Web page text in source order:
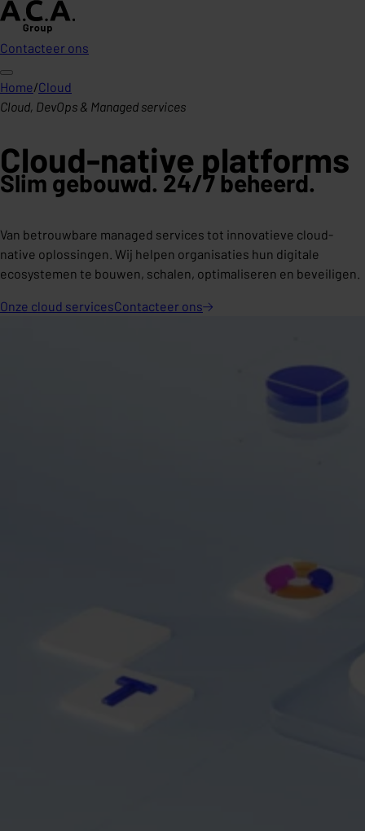
Contacteer ons
Home/Cloud
Cloud, DevOps & Managed services
Cloud-native platforms
Slim gebouwd. 24/7 beheerd.
Van betrouwbare managed services tot innovatieve cloud-
native oplossingen. Wij helpen organisaties hun digitale
ecosystemen te bouwen, schalen, optimaliseren en beveiligen.
Onze cloud servicesContacteer ons